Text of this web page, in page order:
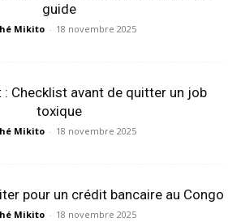
guide
Mikito - 18 novembre 2025
: Checklist avant de quitter un job
toxique
Mikito - 18 novembre 2025
pour un crédit bancaire au Congo
Mikito - 18 novembre 2025